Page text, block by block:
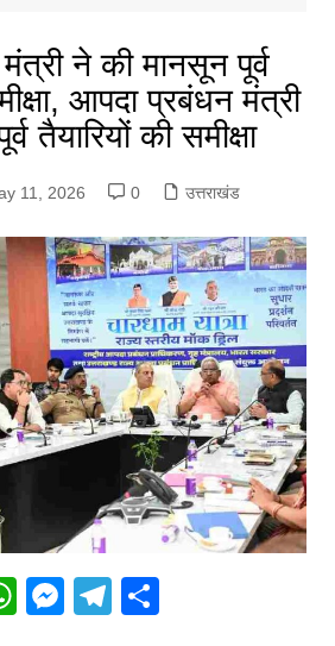
ने की मानसून पूर्व
आपदा प्रबंधन मंत्री
तैयारियों की समीक्षा
11, 2026 0 उत्तराखंड
W M T S